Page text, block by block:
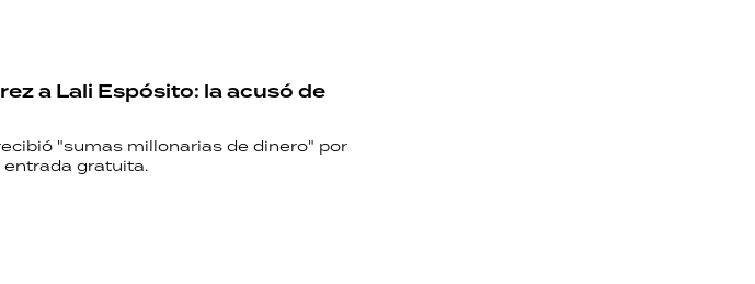
a Lali Espósito: la acusó de
"sumas millonarias de dinero" por
gratuita.